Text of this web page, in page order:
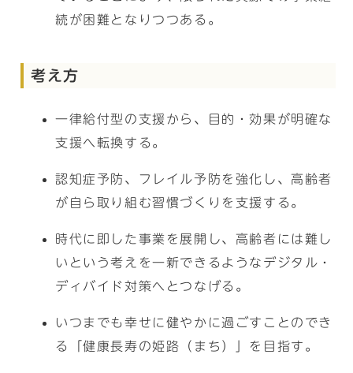
続が困難となりつつある。
考え方
一律給付型の支援から、目的・効果が明確な
支援へ転換する。
認知症予防、フレイル予防を強化し、高齢者
が自ら取り組む習慣づくりを支援する。
時代に即した事業を展開し、高齢者には難し
いという考えを一新できるようなデジタル・
ディバイド対策へとつなげる。
いつまでも幸せに健やかに過ごすことのでき
る「健康長寿の姫路（まち）」を目指す。